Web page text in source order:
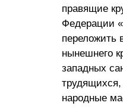
правящие
Федерации
переложить
нынешнего
западных
народные